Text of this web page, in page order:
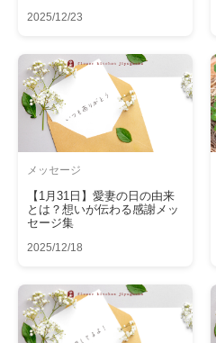
2025/12/23
メッセージ
【1月31日】愛妻の日の由来
とは？想いが伝わる感謝メッ
セージ集
2025/12/18